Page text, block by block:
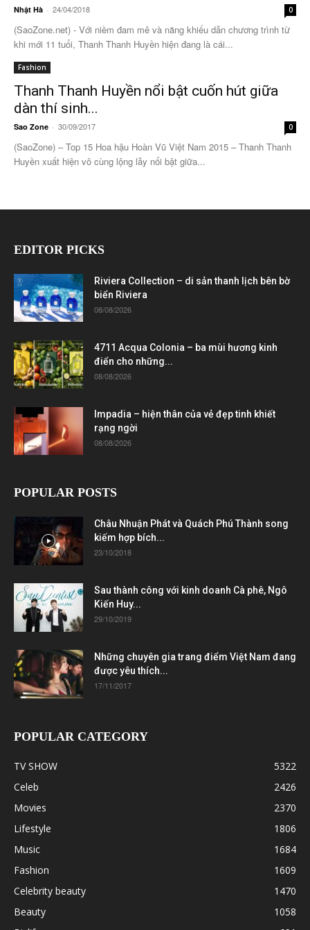
Nhật Hà - 24/04/2018 0
(SaoZone.net) - Với niềm đam mê và năng khiếu dẫn chương trình từ
khi mới 11 tuổi, Thanh Thanh Huyền hiện đang là cái...
Fashion
Thanh Thanh Huyền nổi bật cuốn hút giữa
dàn thí sinh...
Sao Zone - 30/09/2017 0
(SaoZone) – Top 15 Hoa hậu Hoàn Vũ Việt Nam 2015 – Thanh Thanh
Huyền xuất hiện vô cùng lộng lẫy nổi bật giữa...
EDITOR PICKS
Riviera Collection – di sản thanh lịch bên bờ
biển Riviera
08/08/2026
4711 Acqua Colonia – ba mùi hương kinh
điển cho những...
08/08/2026
Impadia – hiện thân của vẻ đẹp tinh khiết
rạng ngời
08/08/2026
POPULAR POSTS
Châu Nhuận Phát và Quách Phú Thành song
kiếm hợp bích...
23/10/2018
Sau thành công với kinh doanh Cà phê, Ngô
Kiến Huy...
29/10/2019
Những chuyên gia trang điểm Việt Nam đang
được yêu thích...
17/11/2017
POPULAR CATEGORY
TV SHOW
5322
Celeb
2426
Movies
2370
Lifestyle
1806
Music
1684
Fashion
1609
Celebrity beauty
1470
Beauty
1058